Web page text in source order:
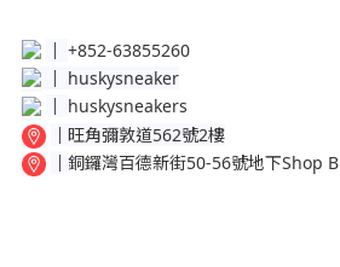
│ +852-63855260
huskysneaker
huskysneakers
│ 旺角彌敦道562號2樓
│ 銅鑼灣百德新街50-56號地下Shop B